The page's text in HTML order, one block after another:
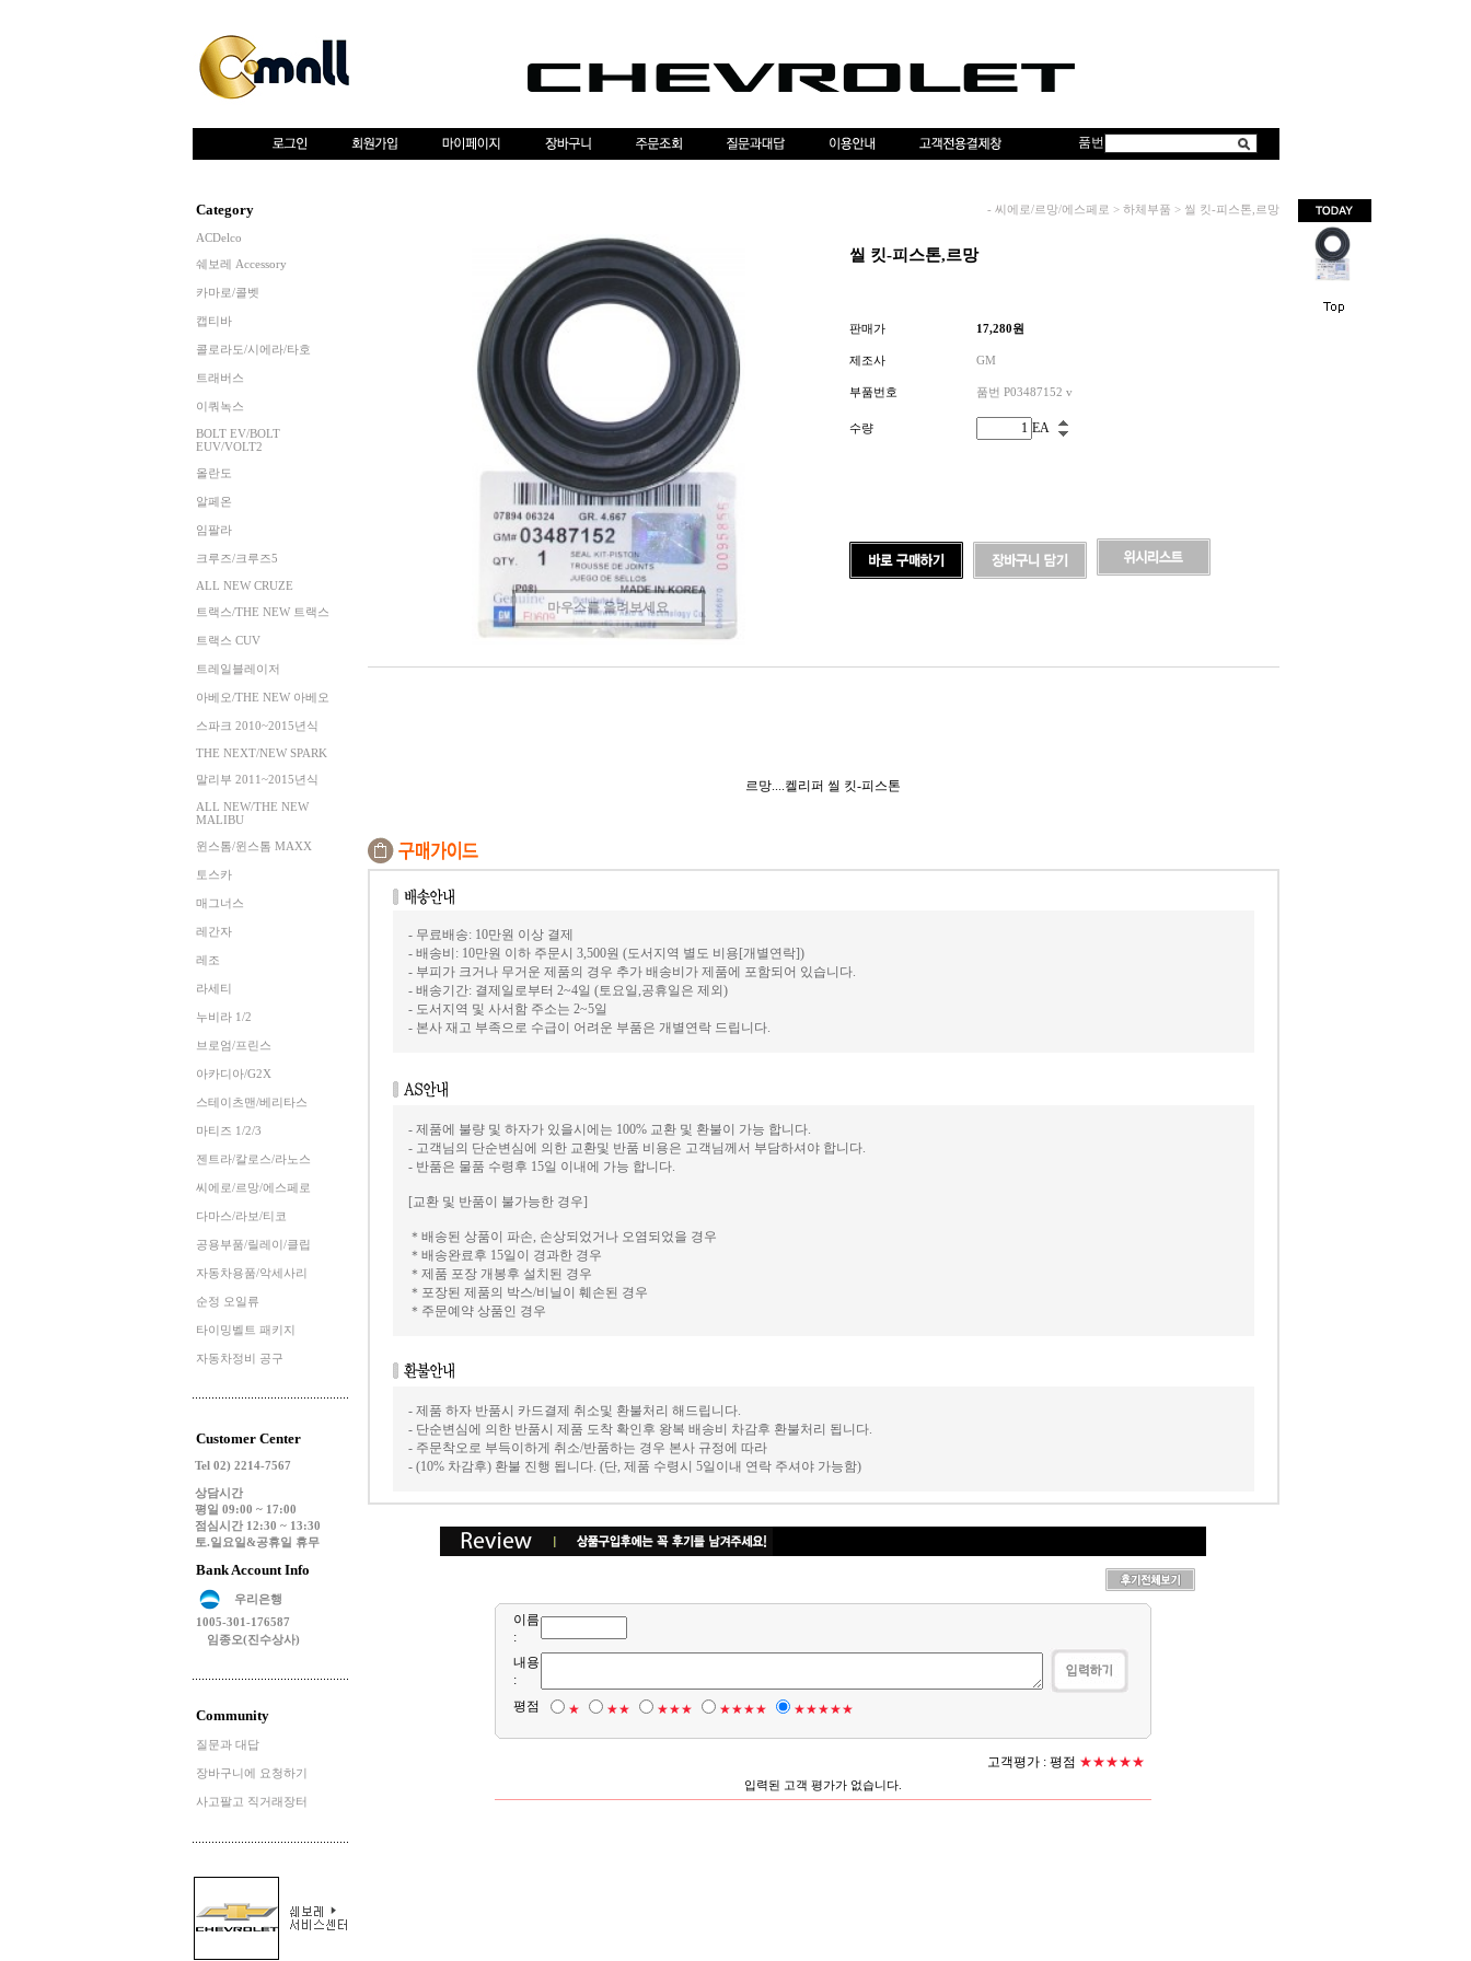
품번
Category
ACDelco
쉐보레 Accessory
카마로/콜벳
캡티바
콜로라도/시에라/타호
트래버스
이쿼녹스
BOLT EV/BOLT
EUV/VOLT2
올란도
알페온
임팔라
크루즈/크루즈5
ALL NEW CRUZE
트랙스/THE NEW 트랙스
트랙스 CUV
트레일블레이저
아베오/THE NEW 아베오
스파크 2010~2015년식
THE NEXT/NEW SPARK
말리부 2011~2015년식
ALL NEW/THE NEW
MALIBU
윈스톰/윈스톰 MAXX
토스카
매그너스
레간자
레조
라세티
누비라 1/2
브로엄/프린스
아카디아/G2X
스테이츠맨/베리타스
마티즈 1/2/3
젠트라/칼로스/라노스
씨에로/르망/에스페로
다마스/라보/티코
공용부품/릴레이/클립
자동차용품/악세사리
순정 오일류
타이밍벨트 패키지
자동차정비 공구
Customer Center
Tel 02) 2214-7567
상담시간
평일 09:00 ~ 17:00
점심시간 12:30 ~ 13:30
토.일요일&공휴일 휴무
Bank Account Info
우리은행
1005-301-176587
임종오(진수상사)
Community
질문과 대답
장바구니에 요청하기
사고팔고 직거래장터
- 씨에로/르망/에스페로 > 하체부품 > 씰 킷-피스톤,르망
마우스를 올려보세요
씰 킷-피스톤,르망
판매가 17,280원
제조사 GM
부품번호 품번 P03487152 v
수량 EA
르망....켈리퍼 씰 킷-피스톤
- 무료배송: 10만원 이상 결제
- 배송비: 10만원 이하 주문시 3,500원 (도서지역 별도 비용[개별연락])
- 부피가 크거나 무거운 제품의 경우 추가 배송비가 제품에 포함되어 있습니다.
- 배송기간: 결제일로부터 2~4일 (토요일,공휴일은 제외)
- 도서지역 및 사서함 주소는 2~5일
- 본사 재고 부족으로 수급이 어려운 부품은 개별연락 드립니다.
- 제품에 불량 및 하자가 있을시에는 100% 교환 및 환불이 가능 합니다.
- 고객님의 단순변심에 의한 교환및 반품 비용은 고객님께서 부담하셔야 합니다.
- 반품은 물품 수령후 15일 이내에 가능 합니다.
[교환 및 반품이 불가능한 경우]
＊배송된 상품이 파손, 손상되었거나 오염되었을 경우
＊배송완료후 15일이 경과한 경우
＊제품 포장 개봉후 설치된 경우
＊포장된 제품의 박스/비닐이 훼손된 경우
＊주문예약 상품인 경우
- 제품 하자 반품시 카드결제 취소및 환불처리 해드립니다.
- 단순변심에 의한 반품시 제품 도착 확인후 왕복 배송비 차감후 환불처리 됩니다.
- 주문착오로 부득이하게 취소/반품하는 경우 본사 규정에 따라
- (10% 차감후) 환불 진행 됩니다. (단, 제품 수령시 5일이내 연락 주셔야 가능함)
이름
:
내용
:
평점
★ ★★ ★★★ ★★★★ ★★★★★
고객평가 : 평점 ★★★★★
입력된 고객 평가가 없습니다.